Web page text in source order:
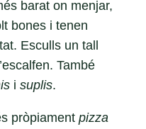
barat on menjar,
bones i tenen
Esculls un tall
També
i suplis.
pròpiament pizza